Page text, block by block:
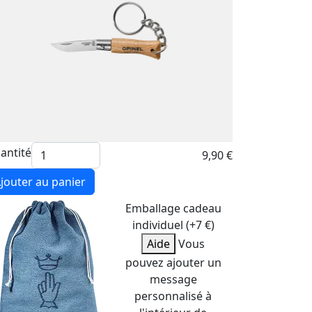
9,90 €
au panier
Emballage cadeau
individuel (+7 €)
Aide Vous
pouvez ajouter un
message
personnalisé à